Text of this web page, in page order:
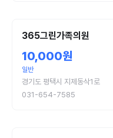
365그린가족의원
10,000원
일반
경기도 평택시 지제동삭1로
031-654-7585